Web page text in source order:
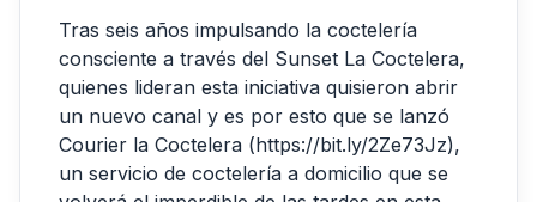
Tras seis años impulsando la coctelería
consciente a través del Sunset La Coctelera,
quienes lideran esta iniciativa quisieron abrir
un nuevo canal y es por esto que se lanzó
Courier la Coctelera (https://bit.ly/2Ze73Jz),
un servicio de coctelería a domicilio que se